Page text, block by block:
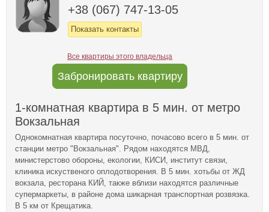
+38 (067) 747-13-05
Показать контакты
Все квартиры этого владельца
Забронировать квартиру
1-комнатная квартира в 5 мин. от метро
Вокзальная
Однокомнатная квартира посуточно, почасово всего в 5 мин. от
станции метро "Вокзальная". Рядом находятся МВД,
министерстово обороны, екологии, КИСИ, институт связи,
клиника искуственого оплодотворения. В 5 мин. хотьбы от ЖД
вокзала, ресторана КИЙ, также вблизи находятся различные
супермаркеты, в районе дома шикарная транспортная розвязка.
В 5 км от Крещатика.